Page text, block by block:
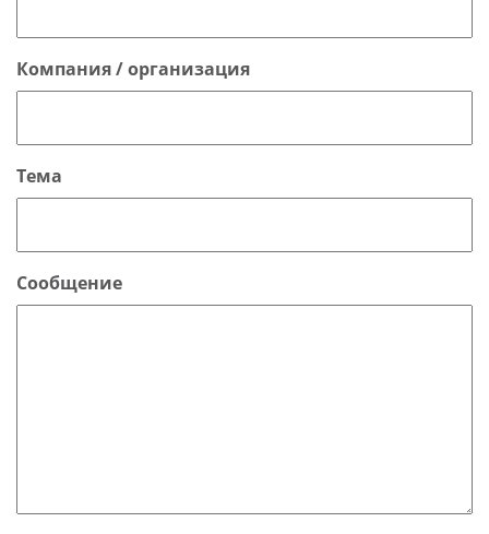
Компания / организация
Тема
Сообщение